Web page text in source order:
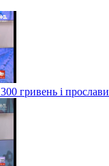
гривень і